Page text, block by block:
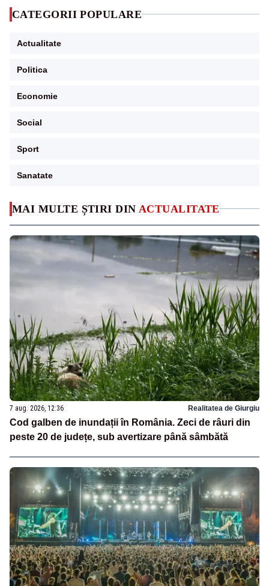
MAI MULTE ȘTIRI DIN ACTUALITATE
7 aug. 2026, 12:36 Realitatea de Giurgiu
Cod galben de inundații în România. Zeci de râuri din
peste 20 de județe, sub avertizare până sâmbătă
CATEGORII POPULARE
Actualitate
Politica
Economie
Social
Sport
Sanatate